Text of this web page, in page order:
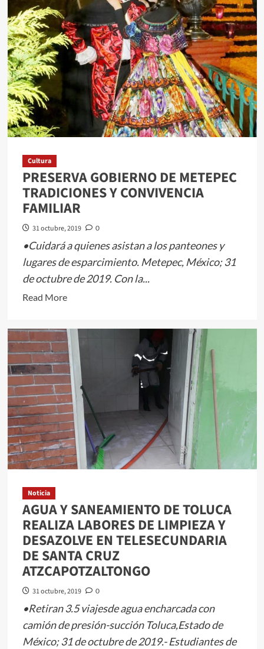
Cultura
PRESERVA GOBIERNO DE METEPEC
TRADICIONES Y CONVIVENCIA
FAMILIAR
31 octubre, 2019 0
•Cuidará a quienes asistan a los panteones y
lugares de esparcimiento. Metepec, México; 31
de octubre de 2019. Con la...
Read MoreRead
about
PRESERVA
GOBIERNO
DE
METEPEC
TRADICIONES
Y
CONVIVENCIA
FAMILIAR
Noticia
AGUA Y SANEAMIENTO DE TOLUCA
REALIZA LABORES DE LIMPIEZA Y
DESAZOLVE EN TELESECUNDARIA
DE SANTA CRUZ
ATZCAPOTZALTONGO
31 octubre, 2019 0
•Retiran 3.5 viajesde agua encharcada con
camión de presión-succión Toluca,Estado de
México; 31 de octubre de 2019.- Estudiantes de